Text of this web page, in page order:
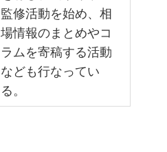
監修活動を始め、相
場情報のまとめやコ
ラムを寄稿する活動
なども行なってい
る。